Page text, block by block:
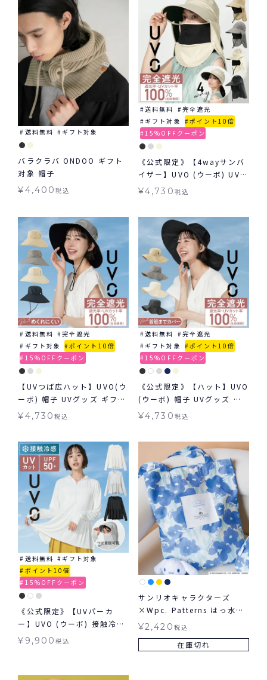
送料無料 ギフト対象
バラクラバ ONDOO ギフト
対象 帽子
¥4,400税込
送料無料
完全遮光
ギフト対象
ポイント10倍
15%OFFクーポン
《公式限定》【4wayサンバ
イザー】UVO (ウーボ) UVカ
ット 帽子 ギフト対象 ≪送料
¥4,730 税込
送料無料
完全遮光
ギフト対象
ポイント10倍
15%OFFクーポン
【UVつば広ハット】UVO(ウ
ーボ) 帽子 UVグッズ ギフト
対象 ≪送料無料≫
¥4,730税込
送料無料
完全遮光
ギフト対象
ポイント10倍
15%OFFクーポン
《公式限定》【ハット】UVO
(ウーボ) 帽子 UVグッズ ギ
フト対象 ≪送料無料≫
¥4,730 税込
送料無料
ギフト対象
ポイント10倍
15%OFFクーポン
《公式限定》【UVパーカ
ー】UVO (ウーボ) 接触冷感
UVグッズ ラッシュガード ギ
¥ 9,900税込
サンリオキャラクターズ
×Wpc. Patterns はっ水ト
ートバッグ バッグ ギフト対
¥2,420 税込
在庫切れ